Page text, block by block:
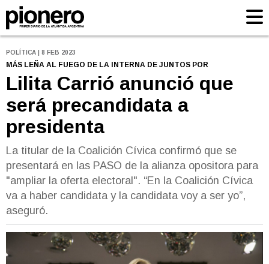
POLÍTICA | 8 FEB 2023
MÁS LEÑA AL FUEGO DE LA INTERNA DE JUNTOS POR
Lilita Carrió anunció que
será precandidata a
presidenta
La titular de la Coalición Cívica confirmó que se
presentará en las PASO de la alianza opositora para
"ampliar la oferta electoral". “En la Coalición Cívica
va a haber candidata y la candidata voy a ser yo”,
aseguró.